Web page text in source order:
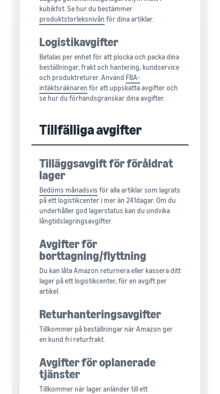
kubikfot. Se hur du bestämmer
produktstorleksnivån för dina artiklar.
Logistikavgifter
Betalas per enhet för att plocka och packa dina
beställningar, frakt och hantering, kundservice
och produktreturer. Använd FBA-
intäktsräknaren för att uppskatta avgifter och
se hur du förhandsgranskar dina avgifter.
Tillfälliga avgifter
Tilläggsavgift för föråldrat
lager
Bedöms månadsvis för alla artiklar som lagrats
på ett logistikcenter i mer än 241dagar. Om du
underhåller god lagerstatus kan du undvika
långtidslagringsavgifter.
Avgifter för
borttagning/flyttning
Du kan låta Amazon returnera eller kassera ditt
lager på ett logistikcenter, för en avgift per
artikel.
Returhanteringsavgifter
Tillkommer på beställningar när Amazon ger
en kund fri returfrakt.
Avgifter för oplanerade
tjänster
Tillkommer när lager anländer till ett